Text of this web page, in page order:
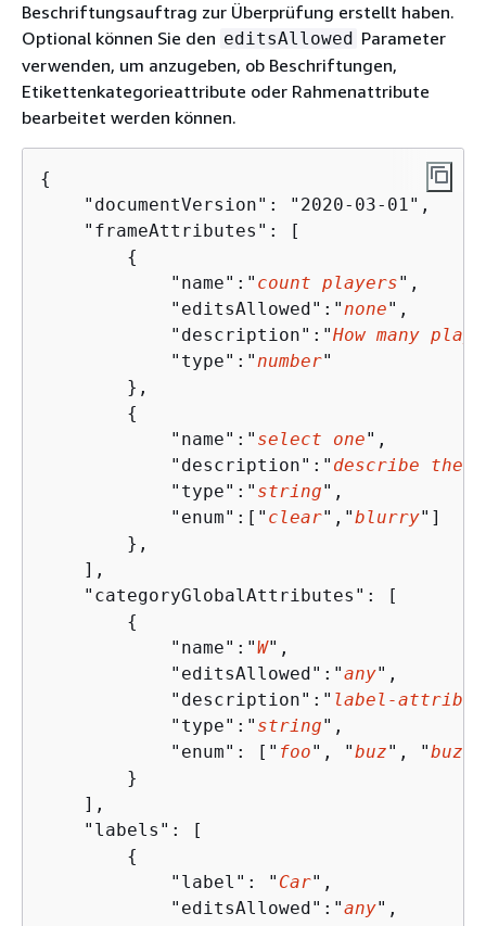
Beschriftungsauftrag zur Überprüfung erstellt haben.
Optional können Sie den editsAllowed Parameter
verwenden, um anzugeben, ob Beschriftungen,
Etikettenkategorieattribute oder Rahmenattribute
bearbeitet werden können.
{
    "documentVersion": "2020-03-01",
    "frameAttributes": [
{
            "name":"
count players",
            "editsAllowed":"
none",
            "description":"
How many
            "type":"
number"
        },
{
            "name":"
select one",
            "description":"
describe the
            "type":"
string",
            "enum":["
clear","blurry"]
        },
    ],
    "categoryGlobalAttributes": [
{
            "name":"
W",
            "editsAllowed":"
any",
            "description":"
label-
            "type":"
string",
            "enum": ["
foo", "buz", "buz2
        }
    ],
    "labels": [
{
            "label": "
Car",
            "editsAllowed":"
any",